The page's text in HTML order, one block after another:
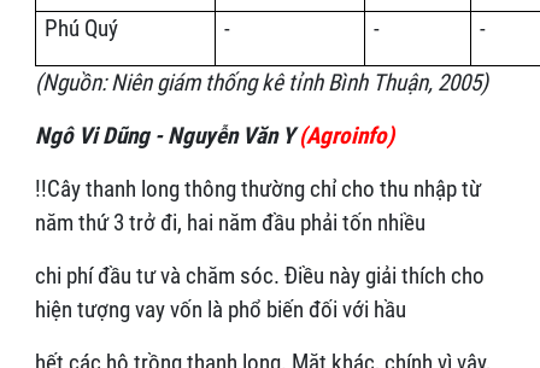
Phú Quý
- -
-
(Nguồn: Niên giám thống kê tỉnh Bình Thuận, 2005)
Ngô Vi Dũng - Nguyễn Văn Y(Agroinfo)
!!Cây thanh long thông thường chỉ cho thu nhập từ
năm thứ 3 trở đi, hai năm đầu phải tốn nhiều
chi phí đầu tư và chăm sóc. Điều này giải thích cho
hiện tượng vay vốn là phổ biến đối với hầu